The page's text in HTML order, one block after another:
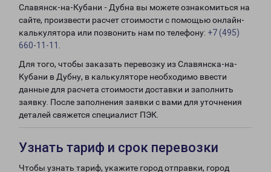
Славянск-на-Кубани - Дубна вы можете ознакомиться на
сайте, произвести расчет стоимости с помощью онлайн-
калькулятора или позвонить нам по телефону: +7 (495)
660-11-11
Для того, чтобы заказать перевозку из Славянска-на-
Кубани в Дубну, в калькуляторе необходимо ввести
данные для расчета стоимости доставки и заполнить
заявку. После заполнения заявки с вами для уточнения
деталей свяжется специалист ПЭК.
Узнать тариф и срок перевозки
Чтобы узнать тариф, укажите город отправки, город